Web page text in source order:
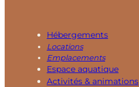
Hébergements
Locations
Emplacements
Espace aquatique
Activités & animations